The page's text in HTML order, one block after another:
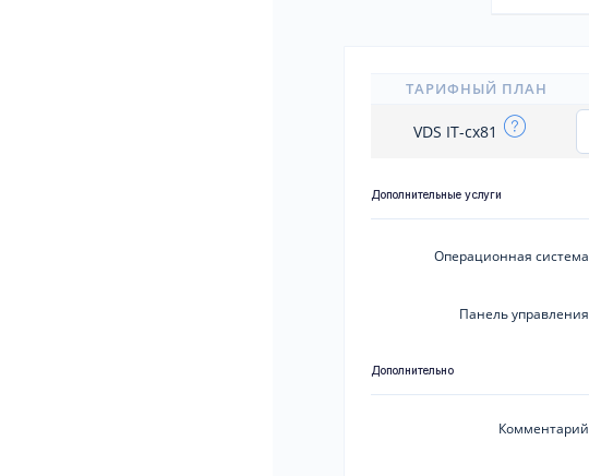
ТАРИФНЫЙ ПЛАН
VDS IT-cx81
Дополнительные услуги
Операционная система
Панель управления
Дополнительно
Комментарий